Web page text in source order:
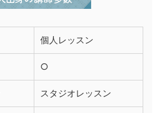
個人レッスン
○
スタジオレッスン